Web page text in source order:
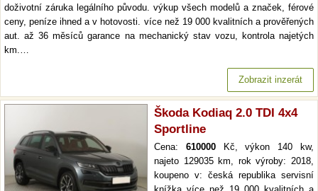
doživotní záruka legálního původu. výkup všech modelů a značek, férové
ceny, peníze ihned a v hotovosti. více než 19 000 kvalitních a prověřených
aut. až 36 měsíců garance na mechanický stav vozu, kontrola najetých
km.…
Zobrazit inzerát
Škoda Kodiaq 2.0 TDI 4x4
Sportline
Cena: 610000Kč, výkon 140 kw,
najeto 129035 km, rok výroby: 2018,
koupeno v: česká republika servisní